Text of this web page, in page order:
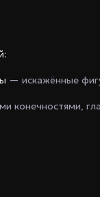
:
— искажённые
конечностями,